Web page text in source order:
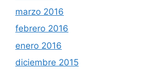
marzo 2016
febrero 2016
enero 2016
diciembre 2015